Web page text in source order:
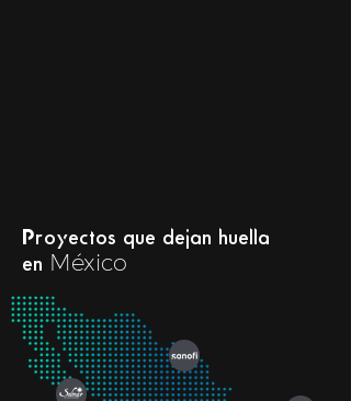
Proyectos que dejan huella
en México